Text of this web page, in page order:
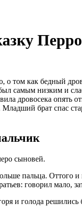
том как бедный
самым низким и
дровосека опять
брат спас
сыновей.
пальца. Оттого и
говорил мало,
и голода решились